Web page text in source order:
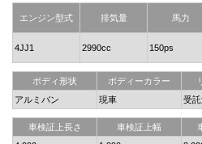
エンジン型式 排気量 馬力
4JJ1 2990cc 150ps
ボディ形状 ボディーカラー
アルミバン
現車 受
車検証上長さ 車検証上幅